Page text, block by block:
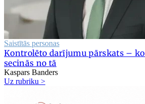
Saistītās personas
Kontrolēto darījumu pārskats –
secinās no tā
Kaspars Banders
Uz rubriku >